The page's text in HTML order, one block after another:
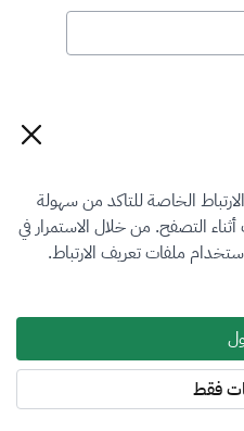
الخاصة للتاكد من سهولة
التصفح. من خلال الاستمرار في
ملفات تعريف الارتباط.
فقط